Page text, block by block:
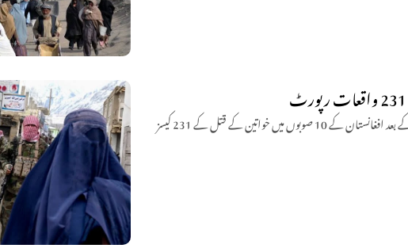
برطانوی اخبار دی گارڈین اور زن ٹائمز کی رپورٹ کے مطابق طالبان کے اقتدار کے بعد افغانستان کے 10 صوبوں میں خواتین کے قتل کے 231 کیسز